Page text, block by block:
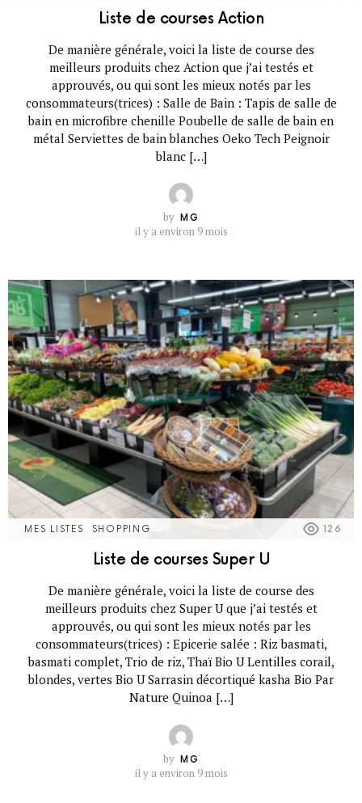
Liste de courses Action
De manière générale, voici la liste de course des
meilleurs produits chez Action que j’ai testés et
approuvés, ou qui sont les mieux notés par les
consommateurs(trices) : Salle de Bain : Tapis de salle de
bain en microfibre chenille Poubelle de salle de bain en
métal Serviettes de bain blanches Oeko Tech Peignoir
blanc […]
by MG
il y a environ 9 mois
MES LISTES SHOPPING 126
Liste de courses Super U
De manière générale, voici la liste de course des
meilleurs produits chez Super U que j’ai testés et
approuvés, ou qui sont les mieux notés par les
consommateurs(trices) : Epicerie salée : Riz basmati,
basmati complet, Trio de riz, Thaï Bio U Lentilles corail,
blondes, vertes Bio U Sarrasin décortiqué kasha Bio Par
Nature Quinoa […]
by MG
il y a environ 9 mois